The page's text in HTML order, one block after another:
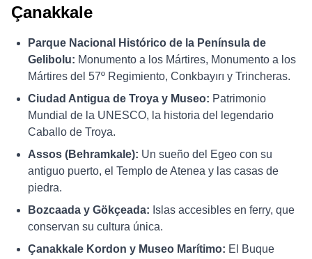
Çanakkale
Parque Nacional Histórico de la Península de
Gelibolu: Monumento a los Mártires, Monumento a los
Mártires del 57º Regimiento, Conkbayırı y Trincheras.
Ciudad Antigua de Troya y Museo: Patrimonio
Mundial de la UNESCO, la historia del legendario
Caballo de Troya.
Assos (Behramkale): Un sueño del Egeo con su
antiguo puerto, el Templo de Atenea y las casas de
piedra.
Bozcaada y Gökçeada: Islas accesibles en ferry, que
conservan su cultura única.
Çanakkale Kordon y Museo Marítimo: El Buque